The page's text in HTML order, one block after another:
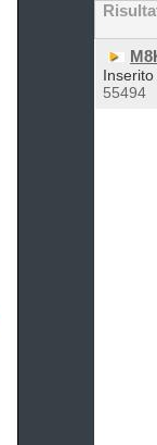
55494